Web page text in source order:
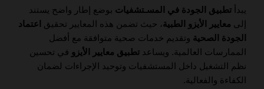
يبدأ تطبيق الجودة في المسـتشفيات بوضع إطار واضح يستند
إلى معايير الأيزو الطبية، حيث تضمن هذه المعايير تحقيق اعتماد
الجودة الصحية وتقديم خدمات صحية متوافقة مع أفضل
الممارسات العالمية. ويساعد تطبيق معايير الأيزو في تحسين
نظم التشغيل داخل المستشفيات وتوحيد الإجراءات لضمان
الكفاءة والفعالية.